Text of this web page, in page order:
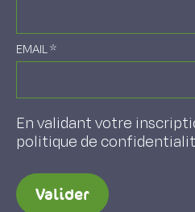
EMAIL*
En validant votre
politique de
Valider